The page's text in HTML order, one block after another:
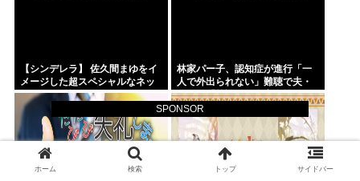
SPONSOR
【シンデレラ】 佐久間まゆをイ
メージした超スペシャルなネッ
クレスが登場する件について
林家パー子、認知症が進行「一
人で外出られない」難聴で夫・
ペーと「筆談」…自宅全焼から
約1年
ホーム 検索 トップ サイドバー